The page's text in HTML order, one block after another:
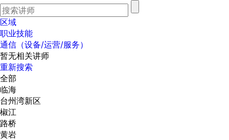
区域
职业技能
通信（设备/运营/服务）
暂无相关讲师
重新搜索
全部
临海
台州湾新区
椒江
路桥
黄岩